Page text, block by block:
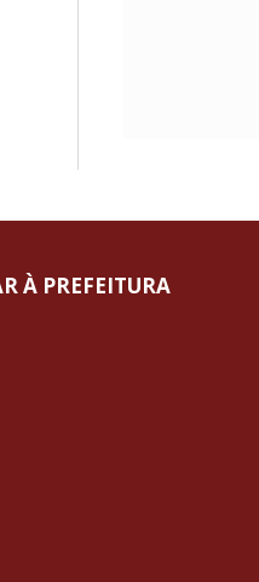
À PREFEITURA